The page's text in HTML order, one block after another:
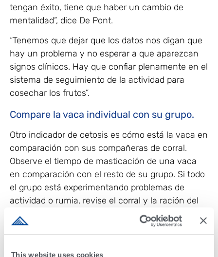
This website uses cookies
tengan éxito, tiene que haber un cambio de
mentalidad”, dice De Pont.
“Tenemos que dejar que los datos nos digan que
hay un problema y no esperar a que aparezcan
signos clínicos. Hay que confiar plenamente en el
sistema de seguimiento de la actividad para
cosechar los frutos”.
Compare la vaca individual con su grupo.
Otro indicador de cetosis es cómo está la vaca en
comparación con sus compañeras de corral.
Observe el tiempo de masticación de una vaca
en comparación con el resto de su grupo. Si todo
el grupo está experimentando problemas de
actividad o rumia, revise el corral y la ración del
corral. Podría haber un problema de gestión que
debe ser tratado, como la nutrición o el medio
comparado con los datos individuales de la vaca,